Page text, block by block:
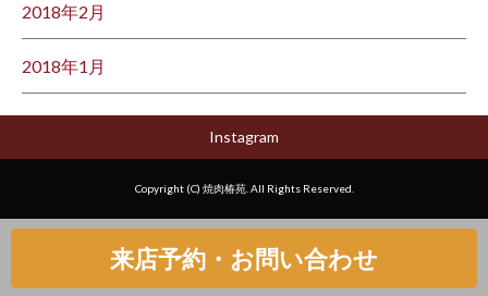
2018年2月
2018年1月
Instagram
Copyright (C) 焼肉椿苑. All Rights Reserved.
来店予約・お問い合わせ